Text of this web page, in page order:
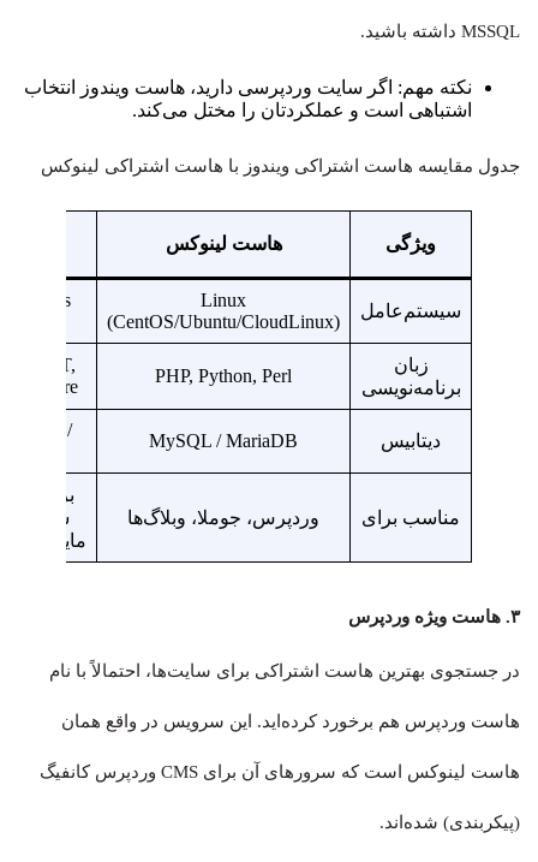
MSSQL داشته باشید.
نکته مهم: اگر سایت وردپرسی دارید، هاست ویندوز انتخاب
اشتباهی است و عملکردتان را مختل می‌کند.
جدول مقایسه هاست اشتراکی ویندوز با هاست اشتراکی لینوکس
ویژگی هاست لینوکس
سیستم‌عامل
Linux
(CentOS/Ubuntu/CloudLinux)
Windows
زبان
برنامه‌نویسی
PHP, Python, Perl
Core
دیتابیس MySQL / MariaDB
/
مناسب برای وردپرس، جوملا، وبلاگ‌ها
سازمانی
۳. هاست ویژه وردپرس
در جستجوی بهترین هاست اشتراکی برای سایت‌ها، احتمالاً با نام
هاست وردپرس هم برخورد کرده‌اید. این سرویس در واقع همان
هاست لینوکس است که سرورهای آن برای CMS وردپرس کانفیگ
(پیکربندی) شده‌اند.